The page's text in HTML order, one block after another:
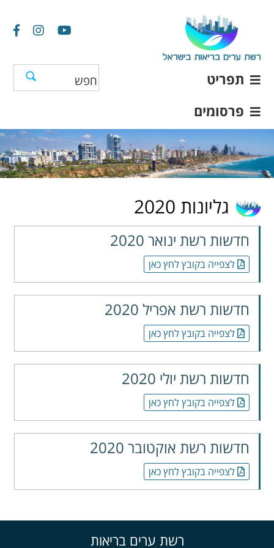
תפריט
פרסומים
גליונות 2020
חדשות רשת ינואר 2020
לצפייה בקובץ לחץ כאן
חדשות רשת אפריל 2020
לצפייה בקובץ לחץ כאן
חדשות רשת יולי 2020
לצפייה בקובץ לחץ כאן
חדשות רשת אוקטובר 2020
לצפייה בקובץ לחץ כאן
רשת ערים בריאות